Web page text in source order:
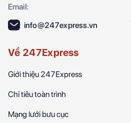
Email:
info@247express.vn
Về 247Express
Giới thiệu 247Express
Chỉ tiêu toàn trình
Mạng lưới bưu cục